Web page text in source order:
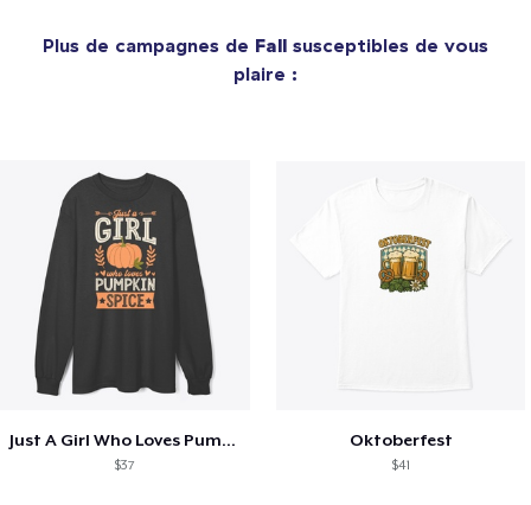
Plus de campagnes de Fall susceptibles de vous
plaire :
Just A Girl Who Loves Pumpkin Spice
$37
Oktoberfest
$41